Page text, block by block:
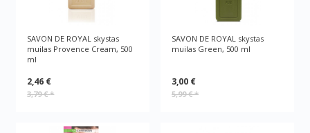
SAVON DE ROYAL skystas
muilas Provence Cream, 500
ml
2,46 €
3,79 €*
SAVON DE ROYAL skystas
muilas Green, 500 ml
3,00 €
5,99 €*